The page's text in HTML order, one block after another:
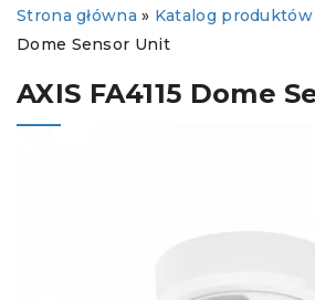
Strona główna » Katalog produktów
Dome Sensor Unit
AXIS FA4115 Dome